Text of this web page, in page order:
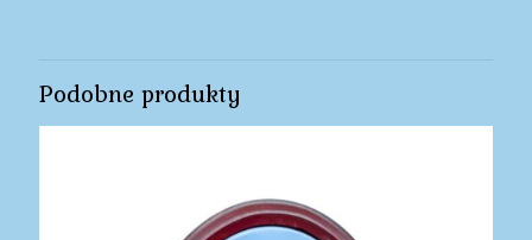
Podobne produkty